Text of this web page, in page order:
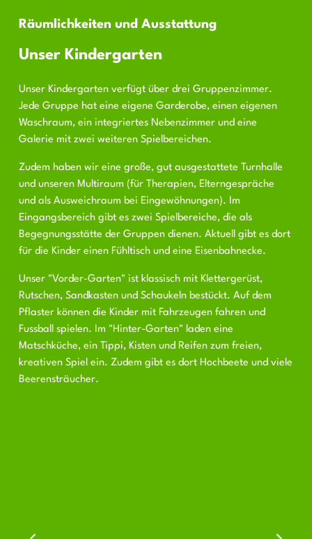
Räumlichkeiten und Ausstattung
Unser Kindergarten
Unser Kindergarten verfügt über drei Gruppenzimmer.
Jede Gruppe hat eine eigene Garderobe, einen eigenen
Waschraum, ein integriertes Nebenzimmer und eine
Galerie mit zwei weiteren Spielbereichen.
Zudem haben wir eine große, gut ausgestattete Turnhalle
und unseren Multiraum (für Therapien, Elterngespräche
und als Ausweichraum bei Eingewöhnungen). Im
Eingangsbereich gibt es zwei Spielbereiche, die als
Begegnungsstätte der Gruppen dienen. Aktuell gibt es dort
für die Kinder einen Fühltisch und eine Eisenbahnecke.
Unser "Vorder-Garten" ist klassisch mit Klettergerüst,
Rutschen, Sandkasten und Schaukeln bestückt. Auf dem
Pflaster können die Kinder mit Fahrzeugen fahren und
Fussball spielen. Im "Hinter-Garten" laden eine
Matschküche, ein Tippi, Kisten und Reifen zum freien,
kreativen Spiel ein. Zudem gibt es dort Hochbeete und viele
Beerensträucher.